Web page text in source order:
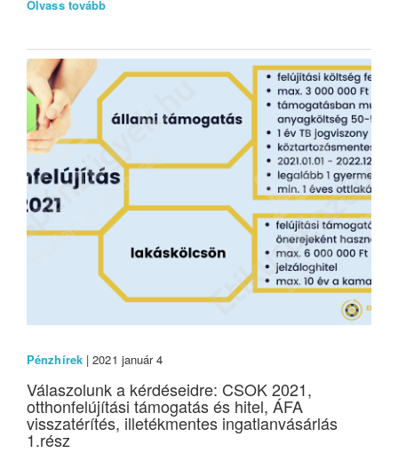
Olvass tovább
Pénzhírek| 2021 január 4
Válaszolunk a kérdéseidre: CSOK 2021,
otthonfelújítási támogatás és hitel, ÁFA
visszatérítés, illetékmentes ingatlanvásárlás
1.rész